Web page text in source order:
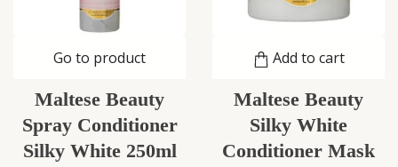
Go to product
Maltese Beauty
Spray Conditioner
Silky White 250ml
Add to cart
Maltese Beauty
Silky White
Conditioner Mask